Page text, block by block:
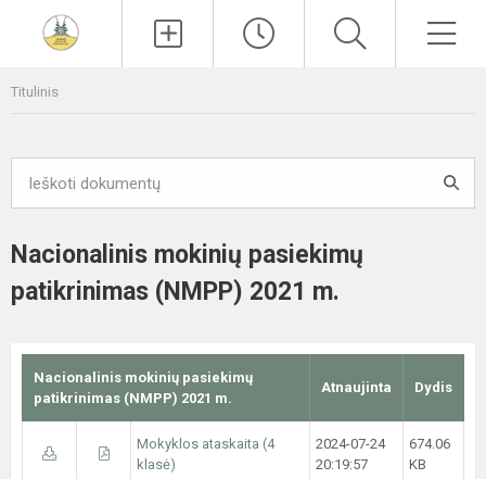
Titulinis
Nacionalinis mokinių pasiekimų
patikrinimas (NMPP) 2021 m.
Nacionalinis mokinių pasiekimų
patikrinimas (NMPP) 2021 m.
Atnaujinta Dydis
Mokyklos ataskaita (4
klasė)
2024-07-24
20:19:57
674.06
KB